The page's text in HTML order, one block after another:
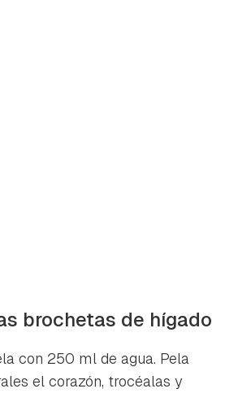
brochetas de hígado
con 250 ml de agua. Pela
el corazón, trocéalas y